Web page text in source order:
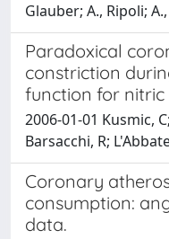
Glauber; A., Ripoli;
Paradoxical
constriction
function for nitric
2006-01-01 Kusmic,
Barsacchi, R;
Coronary
consumption:
data.